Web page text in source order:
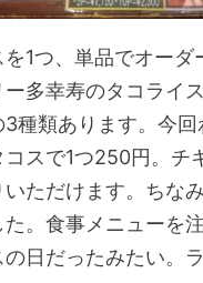
を1つ、単品でオーダ
多幸寿のタコライ
種類あります。今回
スで1つ250円。チ
いただけます。ちな
。食事メニューを
日だったみたい。